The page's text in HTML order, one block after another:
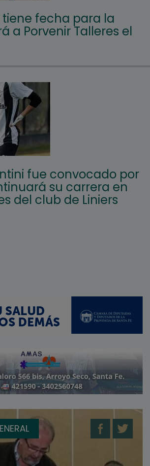
fecha para la
a Porvenir Talleres el
fue convocado por
su carrera en
del club de Liniers